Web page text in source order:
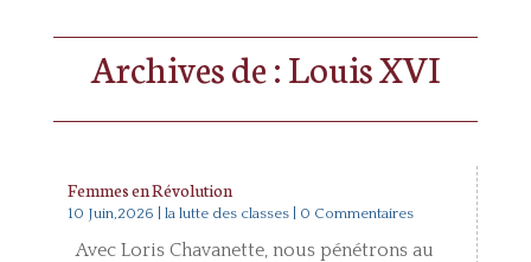
Archives de : Louis XVI
Femmes en Révolution
10 Juin,2026 la lutte des classes| 0 Commentaires
Avec Loris Chavanette, nous pénétrons au